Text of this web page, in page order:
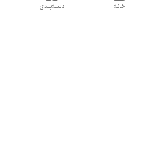
دسته‌بندی خانه